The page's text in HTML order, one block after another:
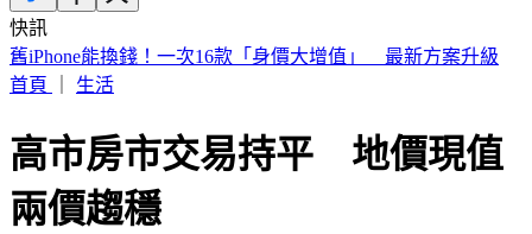
快訊
認了特赦不公平！杭特罕見受訪：父親拜登癌症已擴散
首頁
生活
高市房市交易持平 地價現值
兩價趨穩